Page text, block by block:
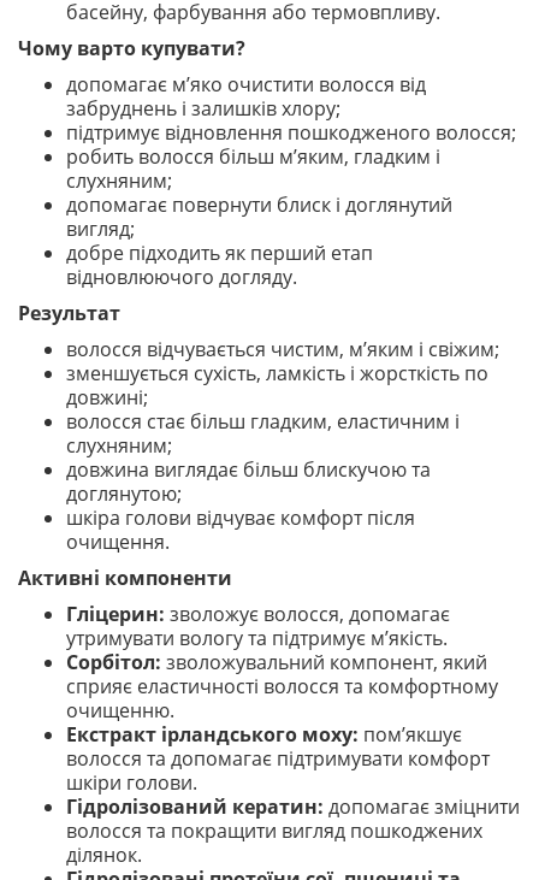
басейну, фарбування або термовпливу.
Чому варто купувати?
допомагає м’яко очистити волосся від
забруднень і залишків хлору;
підтримує відновлення пошкодженого волосся;
робить волосся більш м’яким, гладким і
слухняним;
допомагає повернути блиск і доглянутий
вигляд;
добре підходить як перший етап
відновлюючого догляду.
Результат
волосся відчувається чистим, м’яким і свіжим;
зменшується сухість, ламкість і жорсткість по
довжині;
волосся стає більш гладким, еластичним і
слухняним;
довжина виглядає більш блискучою та
доглянутою;
шкіра голови відчуває комфорт після
очищення.
Активні компоненти
Гліцерин: зволожує волосся, допомагає
утримувати вологу та підтримує м’якість.
Сорбітол: зволожувальний компонент, який
сприяє еластичності волосся та комфортному
очищенню.
Екстракт ірландського моху: пом’якшує
волосся та допомагає підтримувати комфорт
шкіри голови.
Гідролізований кератин: допомагає зміцнити
волосся та покращити вигляд пошкоджених
ділянок.